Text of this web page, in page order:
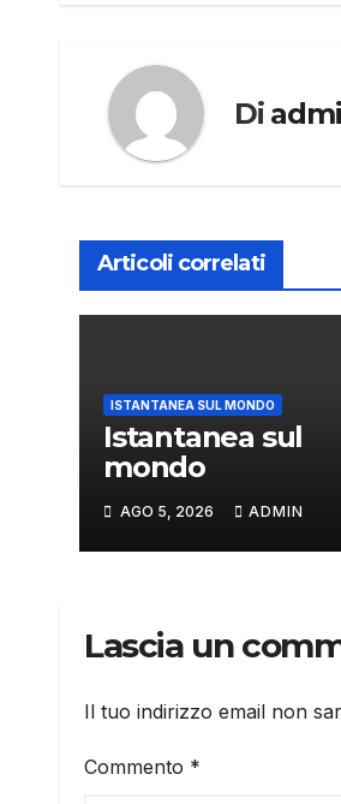
Di
Articoli correlati
ISTANTANEA SUL MONDO
Istantanea sul
mondo
AGO 5, 2026 ADMIN
Lascia un
Il tuo indirizzo email non
Commento *